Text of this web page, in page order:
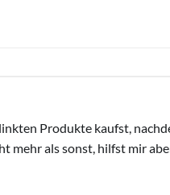
Produkte kaufst,
mehr als sonst, hilfst mir